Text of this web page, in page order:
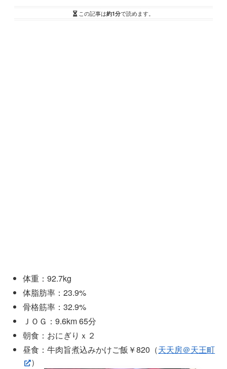
この記事は約1分で読めます。
体重：92.7kg
体脂肪率：23.9%
骨格筋率：32.9%
ＪＯＧ：9.6km 65分
朝食：おにぎりｘ２
昼食：牛肉旨煮込みかけご飯￥820（天天房＠天王町
）